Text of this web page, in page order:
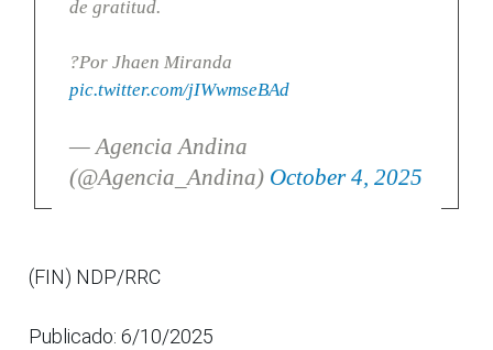
de gratitud.
?Por Jhaen Miranda
pic.twitter.com/jIWwmseBAd
— Agencia Andina
(@Agencia_Andina) October 4, 2025
(FIN) NDP/RRC
Publicado: 6/10/2025